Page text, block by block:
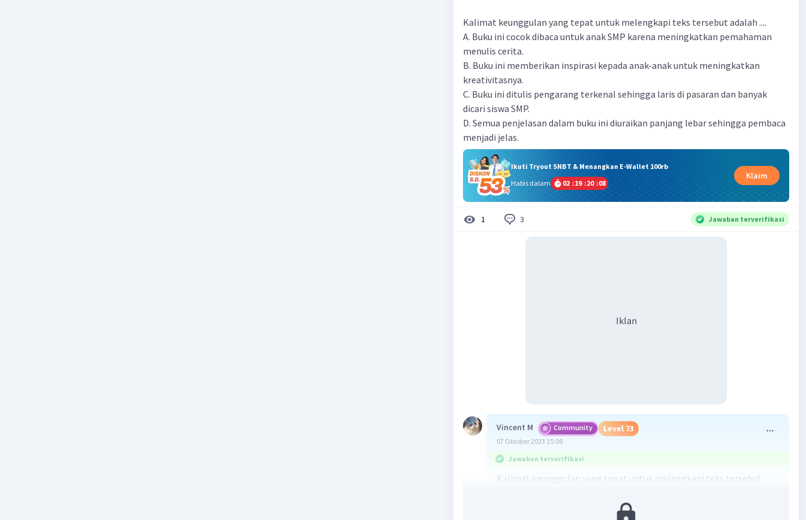
Kalimat keunggulan yang tepat untuk melengkapi teks tersebut adalah ....
A. Buku ini cocok dibaca untuk anak SMP karena meningkatkan pemahaman
menulis cerita.
B. Buku ini memberikan inspirasi kepada anak-anak untuk meningkatkan
kreativitasnya.
C. Buku ini ditulis pengarang terkenal sehingga laris di pasaran dan banyak
dicari siswa SMP.
D. Semua penjelasan dalam buku ini diuraikan panjang lebar sehingga pembaca
menjadi jelas.
Ikuti Tryout SNBT & Menangkan E-Wallet 100rb
Habis dalam
02 :19 :20 :07
Klaim
1 3 Jawaban terverifikasi
Iklan
Vincent M Community Level 73
07 Oktober 2023 15:08
Jawaban terverifikasi
Kalimat keunggulan yang tepat untuk melengkapi teks tersebut